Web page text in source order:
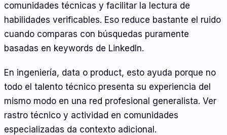
comunidades técnicas y facilitar la lectura de
habilidades verificables. Eso reduce bastante el ruido
cuando comparas con búsquedas puramente
basadas en keywords de LinkedIn.
En ingeniería, data o product, esto ayuda porque no
todo el talento técnico presenta su experiencia del
mismo modo en una red profesional generalista. Ver
rastro técnico y actividad en comunidades
especializadas da contexto adicional.